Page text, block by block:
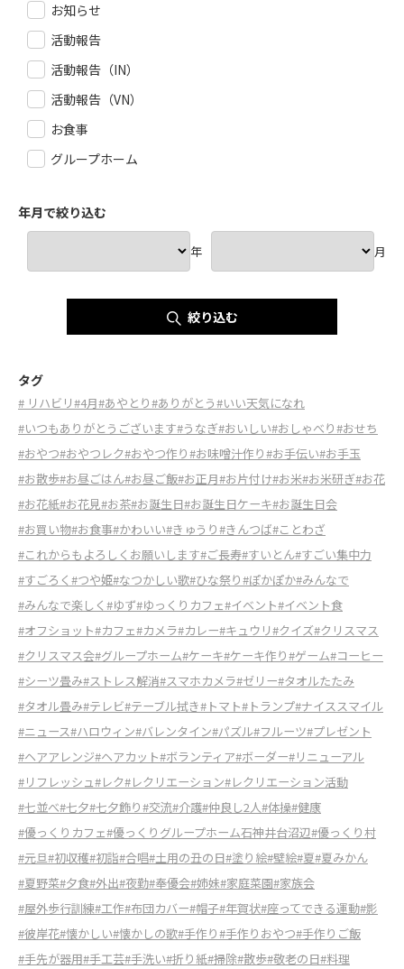
お知らせ
活動報告
活動報告（IN）
活動報告（VN）
お食事
グループホーム
年月で絞り込む
年 月
絞り込む
タグ
# リハビリ#4月#あやとり#ありがとう#いい天気になれ
#いつもありがとうございます#うなぎ#おいしい#おしゃべり#おせち
#おやつ#おやつレク#おやつ作り#お味噌汁作り#お手伝い#お手玉
#お散歩#お昼ごはん#お昼ご飯#お正月#お片付け#お米#お米研ぎ#お花
#お花紙#お花見#お茶#お誕生日#お誕生日ケーキ#お誕生日会
#お買い物#お食事#かわいい#きゅうり#きんつば#ことわざ
#これからもよろしくお願いします#ご長寿#すいとん#すごい集中力
#すごろく #つや姫#なつかしい歌#ひな祭り#ぽかぽか#みんなで
#みんなで楽しく #ゆず#ゆっくりカフェ#イベント#イベント食
#オフショット#カフェ#カメラ#カレー#キュウリ#クイズ#クリスマス
#クリスマス会#グループホーム#ケーキ#ケーキ作り#ゲーム#コーヒー
#シーツ畳み#ストレス解消#スマホカメラ#ゼリー#タオルたたみ
#タオル畳み#テレビ#テーブル拭き#トマト#トランプ#ナイススマイル
#ニュース#ハロウィン#バレンタイン#パズル#フルーツ#プレゼント
#ヘアアレンジ#ヘアカット#ボランティア#ボーダー#リニューアル
#リフレッシュ#レク#レクリエーション#レクリエーション活動
#七並べ#七夕#七夕飾り#交流#介護#仲良し2人#体操#健康
#優っくりカフェ#優っくりグループホーム石神井台沼辺#優っくり村
#元旦#初収穫#初詣#合唱#土用の丑の日#塗り絵#壁絵#夏#夏みかん
#夏野菜#夕食#外出#夜勤#奉優会#姉妹#家庭菜園#家族会
#屋外歩行訓練#工作#布団カバー#帽子#年賀状#座ってできる運動#影
#彼岸花#懐かしい#懐かしの歌#手作り#手作りおやつ#手作りご飯
#手先が器用#手工芸#手洗い#折り紙#掃除#散歩#敬老の日#料理